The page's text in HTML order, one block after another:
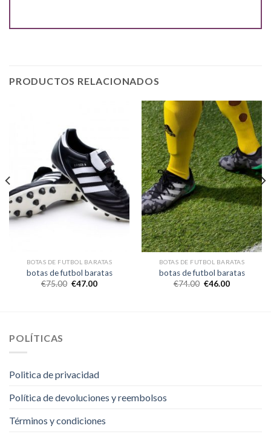
PRODUCTOS RELACIONADOS
BOTAS DE FUTBOL BARATAS
botas de futbol baratas
€75.00 €47.00
BOTAS DE FUTBOL BARATAS
botas de futbol baratas
€74.00 €46.00
POLÍTICAS
Politica de privacidad
Política de devoluciones y reembolsos
Términos y condiciones